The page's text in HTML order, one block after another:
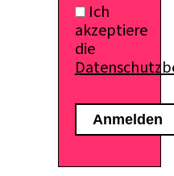
Ich
akzeptiere
die